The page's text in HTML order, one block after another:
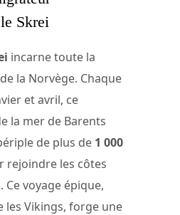
Skrei
incarne toute la
la Norvège. Chaque
et avril, ce
la mer de Barents
de plus de 1 000
rejoindre les côtes
. Ce voyage épique,
les Vikings, forge une